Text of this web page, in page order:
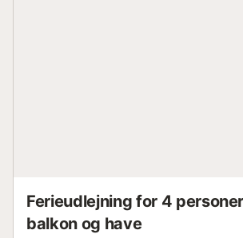
Ferieudlejning for 4
balkon og have